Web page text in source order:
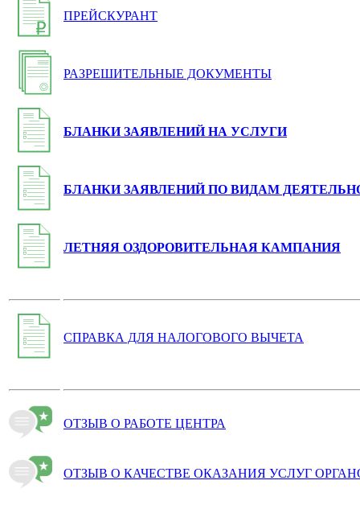
ПРЕЙСКУРАНТ
РАЗРЕШИТЕЛЬНЫЕ ДОКУМЕНТЫ
БЛАНКИ ЗАЯВЛЕНИЙ НА УСЛУГИ
БЛАНКИ ЗАЯВЛЕНИЙ ПО ВИДАМ
ЛЕТНЯЯ ОЗДОРОВИТЕЛЬНАЯ КАМПАНИЯ
СПРАВКА ДЛЯ НАЛОГОВОГО ВЫЧЕТА
ОТЗЫВ О РАБОТЕ ЦЕНТРА
ОТЗЫВ О КАЧЕСТВЕ ОКАЗАНИЯ УСЛУГ